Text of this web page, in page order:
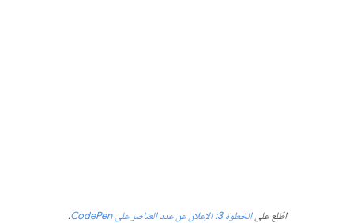
اطّلِع علىالخطوة 3: الإعلان عن عدد العناصر على CodePen .